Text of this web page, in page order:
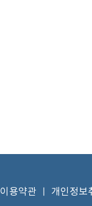
이용약관
개인정보